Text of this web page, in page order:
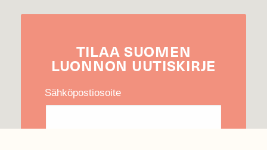
TILAA SUOMEN
LUONNON UUTIS­KIRJE
Sähköpostiosoite